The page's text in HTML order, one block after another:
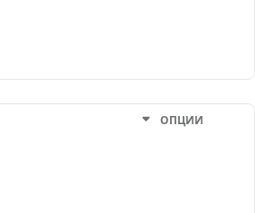
ОПЦИИ